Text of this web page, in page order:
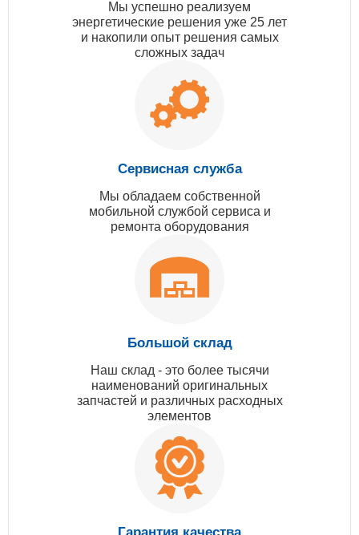
Мы успешно реализуем
энергетические решения уже 25 лет
и накопили опыт решения самых
сложных задач
Сервисная служба
Мы обладаем собственной
мобильной службой сервиса и
ремонта оборудования
Большой склад
Наш склад - это более тысячи
наименований оригинальных
запчастей и различных расходных
элементов
Гарантия качества